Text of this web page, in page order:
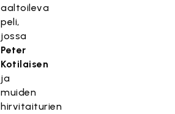
aaltoileva
peli,
jossa
Peter
Kotilaisen
ja
muiden
hirvitaiturien